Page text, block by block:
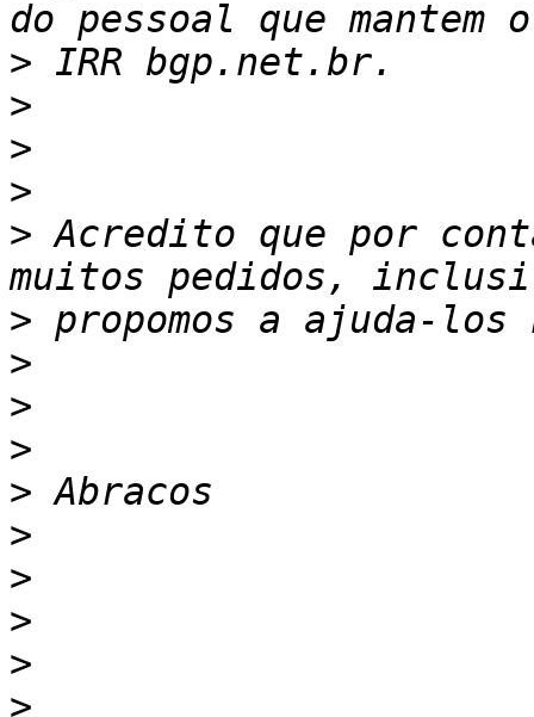
>
>
>
>
> Acredito que por
>
>
>
>
>
>
>
>
>
>